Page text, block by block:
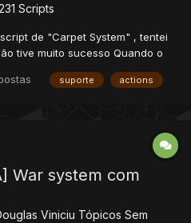
Scripts
de "Carpet System" , tentei
tive muito sucesso Quando o
quando ele usasse
suporte actions
War system com
Viniciu Tópicos Sem